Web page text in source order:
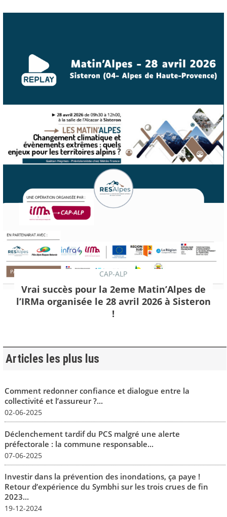
CAP-ALP
Vrai succès pour la 2eme Matin’Alpes de
l’IRMa organisée le 28 avril 2026 à Sisteron
!
Articles les plus lus
Comment redonner confiance et dialogue entre la
collectivité et l’assureur ?...
02-06-2025
Déclenchement tardif du PCS malgré une alerte
préfectorale : la commune responsable...
07-06-2025
Investir dans la prévention des inondations, ça paye !
Retour d’expérience du Symbhi sur les trois crues de fin
2023...
19-12-2024